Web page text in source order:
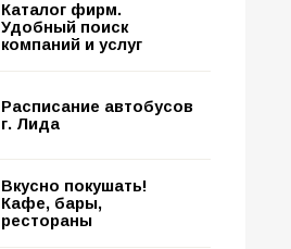
Каталог фирм.
Удобный поиск
компаний и услуг
Расписание автобусов
г. Лида
Вкусно покушать!
Кафе, бары,
рестораны